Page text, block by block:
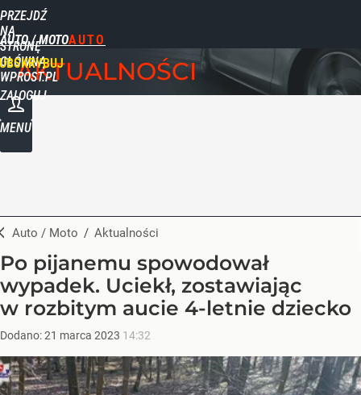
PRZEJDŹ
NA
STRONĘ
GŁÓWNĄ
WPROST.PL
AUTO / MOTO
ZALOGUJ
MENU
AKTUALNOŚCI
Auto / Moto / Aktualności
Po pijanemu spowodował
wypadek. Uciekł, zostawiając
w rozbitym aucie 4-letnie dziecko
Dodano:21 marca 2023 14:32